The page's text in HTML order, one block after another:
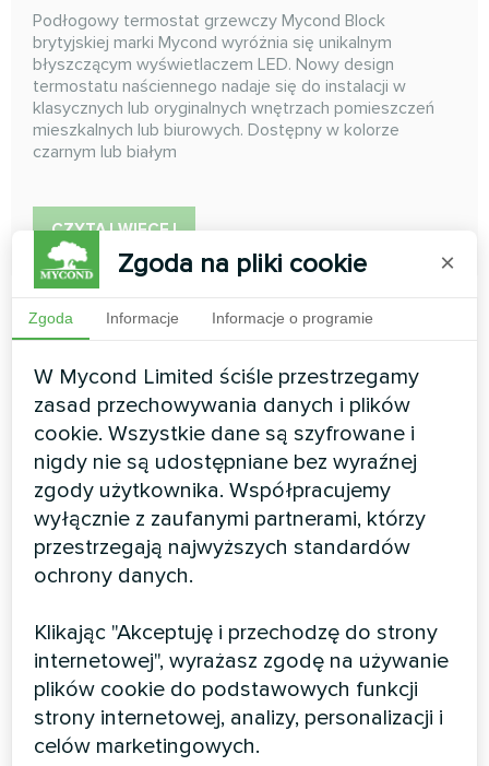
Podłogowy termostat grzewczy Mycond Block
brytyjskiej marki Mycond wyróżnia się unikalnym
błyszczącym wyświetlaczem LED. Nowy design
termostatu naściennego nadaje się do instalacji w
klasycznych lub oryginalnych wnętrzach pomieszczeń
mieszkalnych lub biurowych. Dostępny w kolorze
czarnym lub białym
CZYTAJ WIĘCEJ
Termostat do regulacji
ogrzewania podłogowego
Mycond New Touch
Elegancki design będzie pasował do nowoczesnych
wnętrz. Dzięki kontrastowemu wyświetlaczowi można
łatwo ustawić własny klimat zarówno w dzień, jak i w
nocy. Ten termostat steruje wodnym lub elektrycznym
ogrzewaniem podłogowym. Tryb programowalny
Zgoda na pliki cookie ×
Zgoda Informacje Informacje o programie
W Mycond Limited ściśle przestrzegamy
zasad przechowywania danych i plików
cookie. Wszystkie dane są szyfrowane i
nigdy nie są udostępniane bez wyraźnej
zgody użytkownika. Współpracujemy
wyłącznie z zaufanymi partnerami, którzy
przestrzegają najwyższych standardów
ochrony danych.
Klikając "Akceptuję i przechodzę do strony
internetowej", wyrażasz zgodę na używanie
plików cookie do podstawowych funkcji
strony internetowej, analizy, personalizacji i
celów marketingowych.